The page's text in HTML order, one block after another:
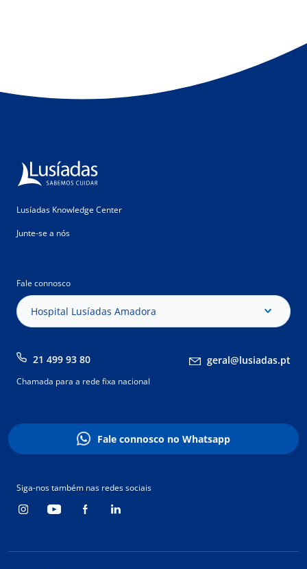
Lusíadas Knowledge Center
Junte-se a nós
Fale connosco
Hospital Lusíadas Amadora
21 499 93 80 geral@lusiadas.pt
Chamada para a rede fixa nacional
Fale connosco no Whatsapp
Siga-nos também nas redes sociais